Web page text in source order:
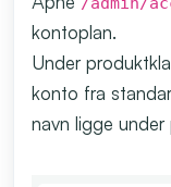
kontoplan.
Under
konto fra
navn ligge